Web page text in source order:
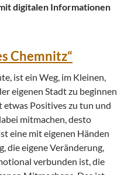
digitalen Informationen
Chemnitz“
ist ein Weg, im Kleinen,
eigenen Stadt zu beginnen
etwas Positives zu tun und
mitmachen, desto
eine mit eigenen Händen
die eigene Veränderung,
verbunden ist, die